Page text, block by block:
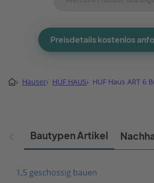
Preisdetails kostenlos
› Häuser› HUF HAUS› HUF Haus ART 6
Bautypen Artikel
1,5 geschossig bauen